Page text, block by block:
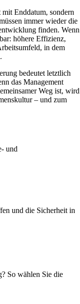
Enddatum, sondern
immer wieder die
finden. Wenn
höhere Effizienz,
in dem
bedeutet letztlich
das Management
Weg ist, wird
– und zum
und
und die Sicherheit in
So wählen Sie die